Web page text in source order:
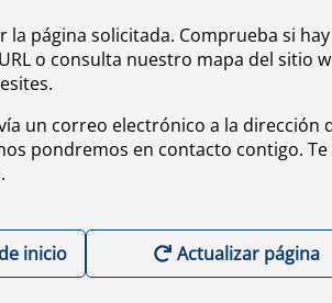
la página solicitada. Comprueba si hay
o consulta nuestro mapa del sitio
un correo electrónico a la dirección
pondremos en contacto contigo. Te
inicio Actualizar página